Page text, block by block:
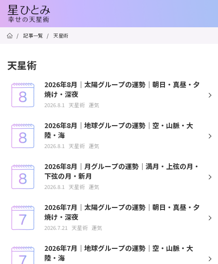
/ 記事一覧 / 天星術
天星術
2026年8月｜太陽グループの運勢｜朝日・真昼・夕
焼け・深夜
2026.8.1 天星術 運気
2026年8月｜地球グループの運勢｜空・山脈・大
陸・海
2026.8.1 天星術 運気
2026年8月｜月グループの運勢｜満月・上弦の月・
下弦の月・新月
2026.8.1 天星術 運気
2026年7月｜太陽グループの運勢｜朝日・真昼・夕
焼け・深夜
2026.7.21 天星術 運気
2026年7月｜地球グループの運勢｜空・山脈・大
陸・海